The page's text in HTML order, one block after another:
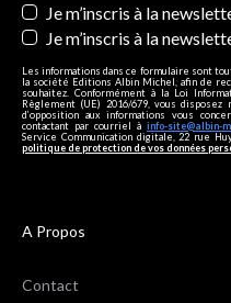
Je m’inscris à la
Je m’inscris à la
Les informations dans ce formulaire sont
la société Editions Albin Michel, afin de
souhaitez. Conformément à la Loi
Règlement (UE) 2016/679, vous
d’opposition aux informations vous
contactant par courriel à info-site@albin-
Service Communication digitale, 22 rue
politique de protection de vos données
A Propos
Contact